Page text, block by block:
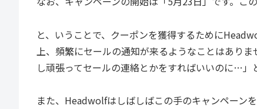
と、いうことで、クーポンを獲得するために
上、頻繁にセールの通知が来るようなことはあり
し頑張ってセールの連絡とかをすればいいのに…」
また、Headwolfはしばしばこの手のキャンペーン